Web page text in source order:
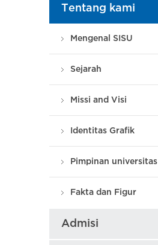
Tentang kami
Mengenal SISU
Sejarah
Missi and Visi
Identitas Grafik
Pimpinan universitas
Fakta dan Figur
Admisi